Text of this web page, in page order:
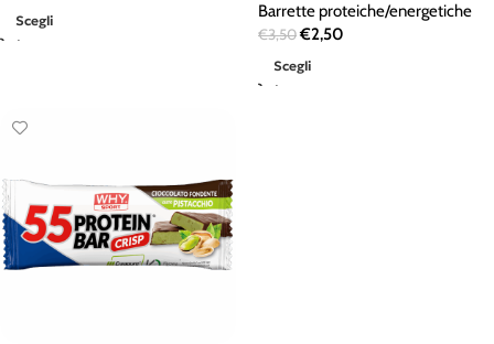
Scegli Barrette proteiche/energetiche
€3,50€2,50
Scegli